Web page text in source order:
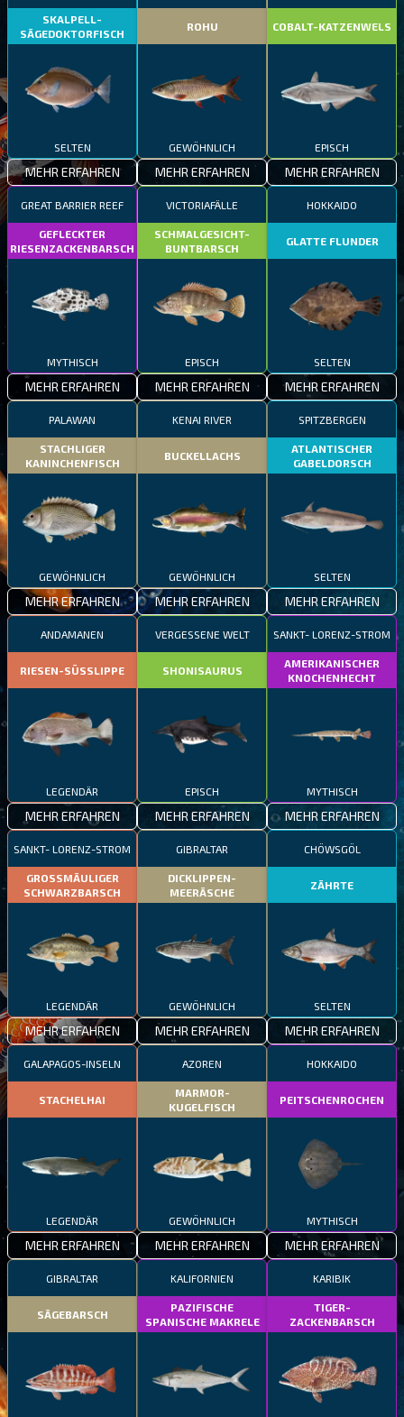
SKALPELL-
SÄGEDOKTORFISCH
SELTEN
MEHR ERFAHREN
ROHU
GEWÖHNLICH
MEHR ERFAHREN
COBALT-KATZENWELS
EPISCH
MEHR ERFAHREN
GREAT BARRIER REEF
GEFLECKTER
RIESENZACKENBARSCH
MYTHISCH
MEHR ERFAHREN
VICTORIAFÄLLE
SCHMALGESICHT-
BUNTBARSCH
EPISCH
MEHR ERFAHREN
HOKKAIDO
GLATTE FLUNDER
SELTEN
MEHR ERFAHREN
PALAWAN
STACHLIGER
KANINCHENFISCH
GEWÖHNLICH
MEHR ERFAHREN
KENAI RIVER
BUCKELLACHS
GEWÖHNLICH
MEHR ERFAHREN
SPITZBERGEN
ATLANTISCHER
GABELDORSCH
SELTEN
MEHR ERFAHREN
ANDAMANEN
RIESEN-SÜSSLIPPE
LEGENDÄR
MEHR ERFAHREN
VERGESSENE WELT
SHONISAURUS
EPISCH
MEHR ERFAHREN
SANKT- LORENZ-STROM
AMERIKANISCHER
KNOCHENHECHT
MYTHISCH
MEHR ERFAHREN
SANKT- LORENZ-STROM
GROSSMÄULIGER
SCHWARZBARSCH
LEGENDÄR
MEHR ERFAHREN
GIBRALTAR
DICKLIPPEN-
MEERÄSCHE
GEWÖHNLICH
MEHR ERFAHREN
CHÖWSGÖL
ZÄHRTE
SELTEN
MEHR ERFAHREN
GALAPAGOS-INSELN
STACHELHAI
LEGENDÄR
MEHR ERFAHREN
AZOREN
MARMOR-
KUGELFISCH
GEWÖHNLICH
MEHR ERFAHREN
HOKKAIDO
PEITSCHENROCHEN
MYTHISCH
MEHR ERFAHREN
GIBRALTAR
SÄGEBARSCH
KALIFORNIEN
PAZIFISCHE
SPANISCHE MAKRELE
KARIBIK
TIGER-
ZACKENBARSCH